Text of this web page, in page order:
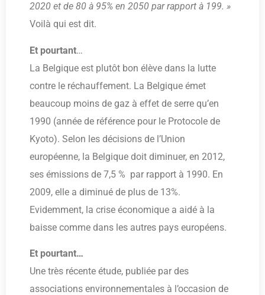
2020 et de 80 à 95% en 2050 par rapport à 199. »
Voilà qui est dit.
Et pourtant…
La Belgique est plutôt bon élève dans la lutte
contre le réchauffement. La Belgique émet
beaucoup moins de gaz à effet de serre qu’en
1990 (année de référence pour le Protocole de
Kyoto). Selon les décisions de l’Union
européenne, la Belgique doit diminuer, en 2012,
ses émissions de 7,5 % par rapport à 1990. En
2009, elle a diminué de plus de 13%.
Evidemment, la crise économique a aidé à la
baisse comme dans les autres pays européens.
Et pourtant…
Une très récente étude, publiée par des
associations environnementales à l’occasion de